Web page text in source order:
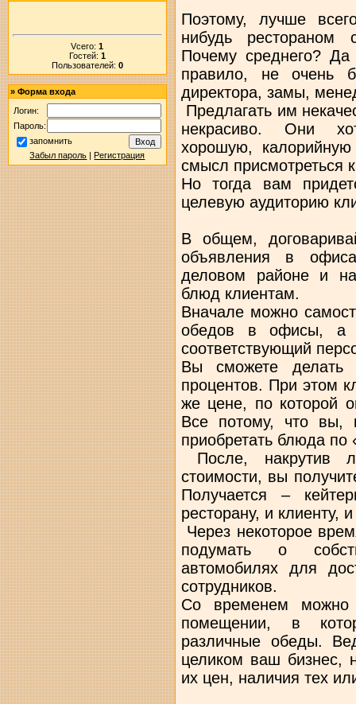
Vсего:1
Гостей: 1
Пользователей: 0
» Форма входа
Логин:
Пароль:
запомнить
Забыл пароль |Регистрация
Поэтому, лучше
нибудь рестораном
Почему среднего?
правило, не очень
директора, замы,
Предлагать им
некрасиво. Они
хорошую,
смысл присмотреться
Но тогда вам
целевую аудиторию
В общем,
объявления в
деловом районе и
блюд клиентам.
Вначале можно
обедов в офисы, а
соответствующий
Вы сможете делать
процентов. При этом
же цене, по которой
Все потому, что вы,
приобретать блюда по
После, накрутив
стоимости, вы
Получается –
ресторану, и клиенту,
Через некоторое
подумать о
автомобилях для
сотрудников.
Со временем можно
помещении, в
различные обеды.
целиком ваш бизнес,
их цен, наличия тех